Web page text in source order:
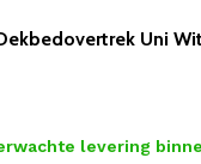
Uni
levering